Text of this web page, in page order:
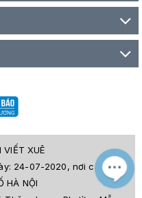
XUÊ
24-07-2020, nơi cấp SỞ
HÀ NỘI